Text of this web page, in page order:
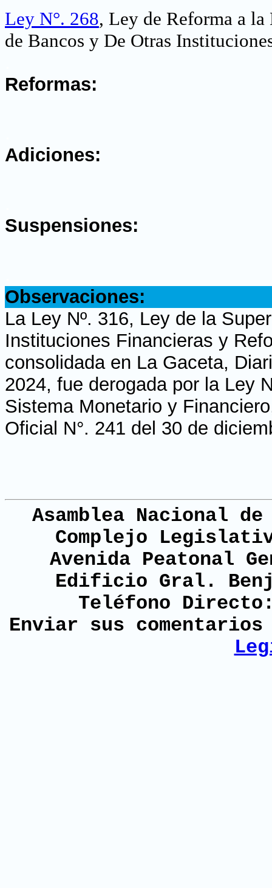
Ley N°. 268, Ley de Reforma a
de Bancos y De Otras
Reformas:
Adiciones:
Suspensiones:
Observaciones:
La Ley Nº. 316, Ley de la
Instituciones Financieras y
consolidada en La Gaceta,
2024, fue derogada por la Ley
Sistema Monetario y
Oficial N°. 241 del 30 de
Asamblea Nacional
Complejo
Avenida Peatonal
Edificio Gral.
Teléfono
Enviar sus